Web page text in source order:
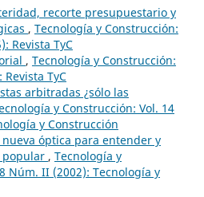
recorte presupuestario y
, Tecnología y Construcción:
Revista TyC
, Tecnología y Construcción:
TyC
arbitradas ¿sólo las
y Construcción: Vol. 14
y Construcción
nueva óptica para entender y
, Tecnología y
Núm. II (2002): Tecnología y